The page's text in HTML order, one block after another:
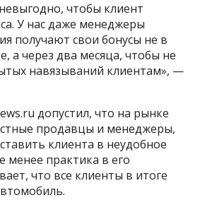
чтобы клиент
У нас даже менеджеры
получают свои бонусы не в
а через два месяца, чтобы не
навязываний клиентам», —
допустил, что на рынке
продавцы и менеджеры,
клиента в неудобное
менее практика в его
что все клиенты в итоге